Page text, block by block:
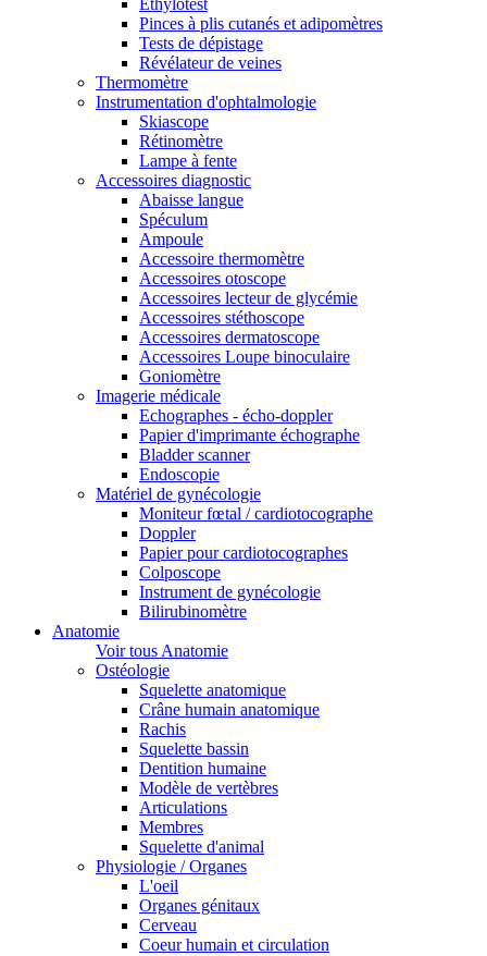
Ethylotest
Pinces à plis cutanés et adipomètres
Tests de dépistage
Révélateur de veines
Thermomètre
Instrumentation d'ophtalmologie
Skiascope
Rétinomètre
Lampe à fente
Accessoires diagnostic
Abaisse langue
Spéculum
Ampoule
Accessoire thermomètre
Accessoires otoscope
Accessoires lecteur de glycémie
Accessoires stéthoscope
Accessoires dermatoscope
Accessoires Loupe binoculaire
Goniomètre
Imagerie médicale
Echographes - écho-doppler
Papier d'imprimante échographe
Bladder scanner
Endoscopie
Matériel de gynécologie
Moniteur fœtal / cardiotocographe
Doppler
Papier pour cardiotocographes
Colposcope
Instrument de gynécologie
Bilirubinomètre
Anatomie
Voir tous Anatomie
Ostéologie
Squelette anatomique
Crâne humain anatomique
Rachis
Squelette bassin
Dentition humaine
Modèle de vertèbres
Articulations
Membres
Squelette d'animal
Physiologie / Organes
L'oeil
Organes génitaux
Cerveau
Coeur humain et circulation